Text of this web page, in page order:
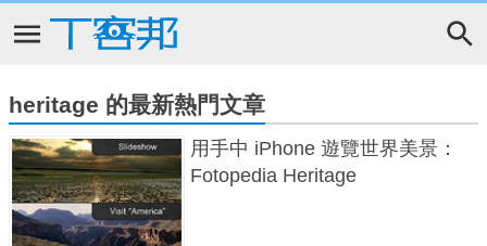
heritage 的最新熱門文章
用手中 iPhone 遊覽世界美景：
Fotopedia Heritage